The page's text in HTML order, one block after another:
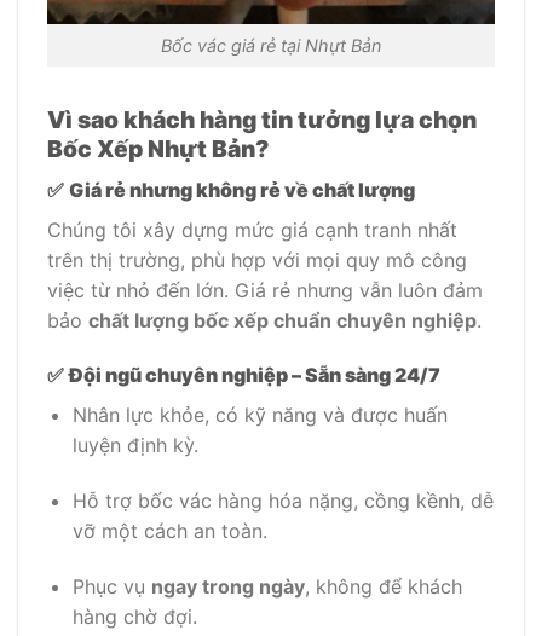
Bốc vác giá rẻ tại Nhựt Bản
Vì sao khách hàng tin tưởng lựa chọn
Bốc Xếp Nhựt Bản?
✅ Giá rẻ nhưng không rẻ về chất lượng
Chúng tôi xây dựng mức giá cạnh tranh nhất
trên thị trường, phù hợp với mọi quy mô công
việc từ nhỏ đến lớn. Giá rẻ nhưng vẫn luôn đảm
bảo chất lượng bốc xếp chuẩn chuyên nghiệp.
✅Đội ngũ chuyên nghiệp – Sẵn sàng 24/7
Nhân lực khỏe, có kỹ năng và được huấn
luyện định kỳ.
Hỗ trợ bốc vác hàng hóa nặng, cồng kềnh, dễ
vỡ một cách an toàn.
Phục vụ ngay trong ngày, không để khách
hàng chờ đợi.